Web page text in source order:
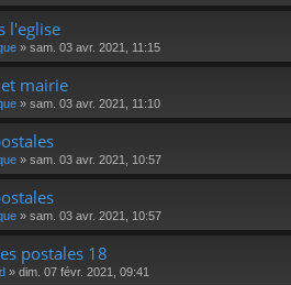
l'eglise
» sam. 03 avr. 2021, 11:15
mairie
» sam. 03 avr. 2021, 11:10
» sam. 03 avr. 2021, 10:57
» sam. 03 avr. 2021, 10:57
postales 18
» dim. 07 févr. 2021, 09:41